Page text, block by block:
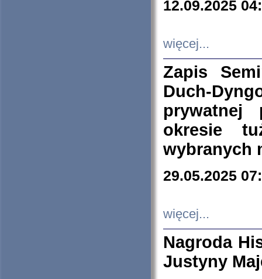
12.09.2025
więcej...
Zapis
Duch-
prywatnej
okresie
wybranych
29.05.2025
więcej...
Nagroda
Justyny